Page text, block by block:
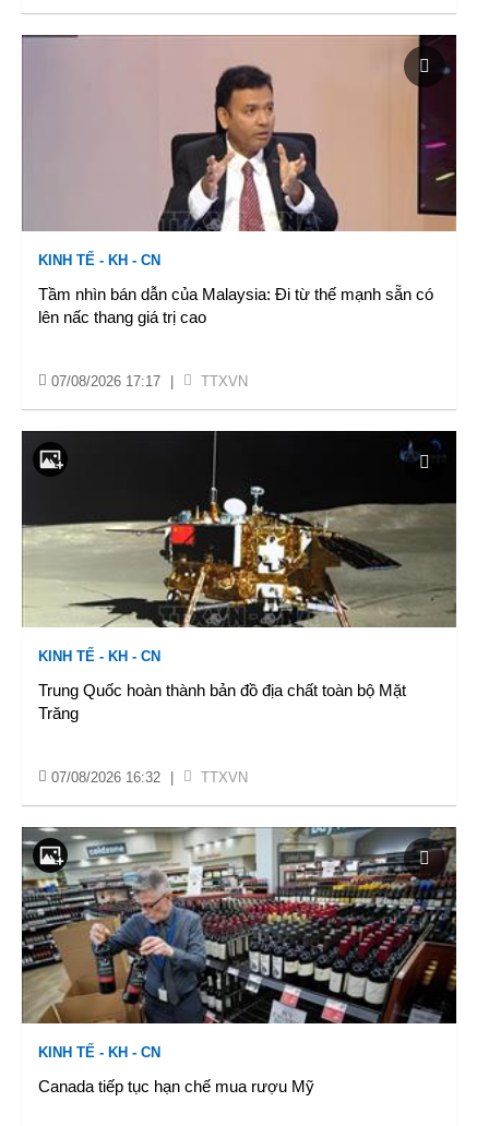
KINH TẾ - KH - CN
Tầm nhìn bán dẫn của Malaysia: Đi từ thế mạnh sẵn có
lên nấc thang giá trị cao
07/08/2026 17:17 TTXVN
KINH TẾ - KH - CN
Trung Quốc hoàn thành bản đồ địa chất toàn bộ Mặt
Trăng
07/08/2026 16:32 TTXVN
KINH TẾ - KH - CN
Canada tiếp tục hạn chế mua rượu Mỹ